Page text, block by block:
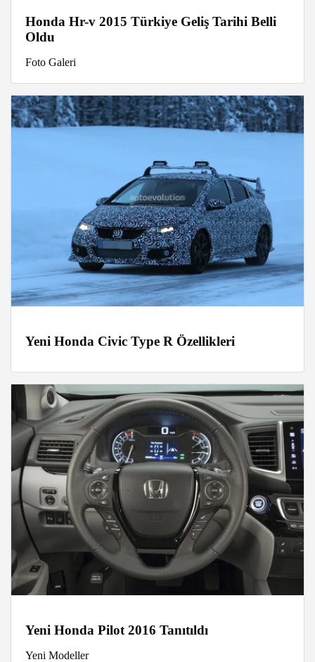
Honda Hr-v 2015 Türkiye Geliş Tarihi Belli
Oldu
Foto Galeri
Yeni Honda Civic Type R Özellikleri
Yeni Honda Pilot 2016 Tanıtıldı
Yeni Modeller